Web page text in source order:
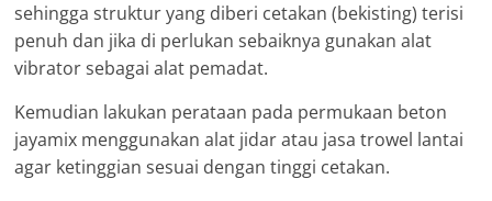
sehingga struktur yang diberi cetakan (bekisting) terisi
penuh dan jika di perlukan sebaiknya gunakan alat
vibrator sebagai alat pemadat.
Kemudian lakukan perataan pada permukaan beton
jayamix menggunakan alat jidar atau jasa trowel lantai
agar ketinggian sesuai dengan tinggi cetakan.